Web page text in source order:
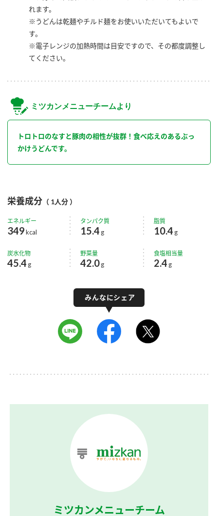
れます。
※うどんは乾麺やチルド麺をお使いいただいてもよいで
す。
※電子レンジの加熱時間は目安ですので、その都度調整し
てください。
ミツカンメニューチームより
トロトロのなすと豚肉の相性が抜群！食べ応えのあるぶっ
かけうどんです。
栄養成分 （ 1人分 ）
エネルギー
349kcal
タンパク質
15.4 g
脂質
10.4 g
炭水化物
45.4 g
野菜量
42.0g
食塩相当量
2.4 g
ミツカンメニューチーム